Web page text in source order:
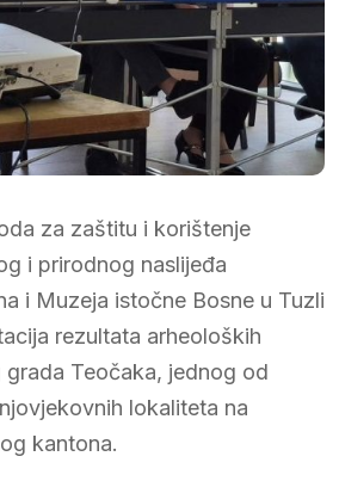
za zaštitu i korištenje
i prirodnog naslijeđa
i Muzeja istočne Bosne u Tuzli
rezultata arheoloških
grada Teočaka, jednog od
lokaliteta na
kantona.